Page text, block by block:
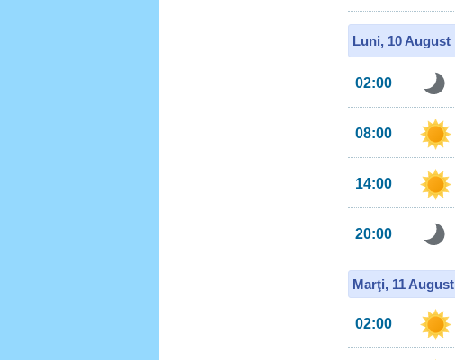
Luni, 10 August
02:00
08:00
14:00
20:00
Marţi, 11 August
02:00